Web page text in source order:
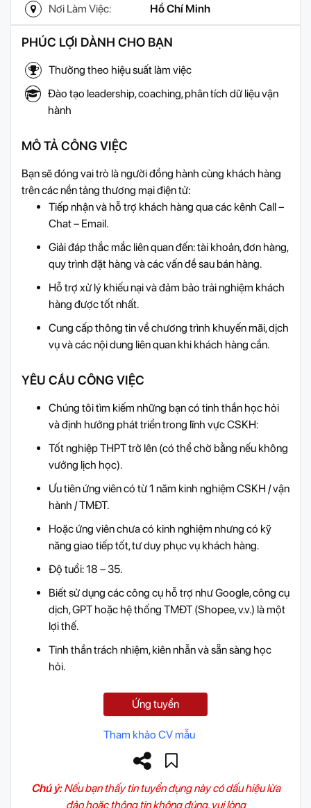
Nơi Làm Việc:
Hồ Chí Minh
PHÚC LỢI DÀNH CHO BẠN
Thưởng theo hiệu suất làm việc
Đào tạo leadership, coaching, phân tích dữ liệu vận
hành
MÔ TẢ CÔNG VIỆC
Bạn sẽ đóng vai trò là người đồng hành cùng khách hàng
trên các nền tảng thương mại điện tử:
Tiếp nhận và hỗ trợ khách hàng qua các kênh Call –
Chat – Email.
Giải đáp thắc mắc liên quan đến: tài khoản, đơn hàng,
quy trình đặt hàng và các vấn đề sau bán hàng.
Hỗ trợ xử lý khiếu nại và đảm bảo trải nghiệm khách
hàng được tốt nhất.
Cung cấp thông tin về chương trình khuyến mãi, dịch
vụ và các nội dung liên quan khi khách hàng cần.
YÊU CẦU CÔNG VIỆC
Chúng tôi tìm kiếm những bạn có tinh thần học hỏi
và định hướng phát triển trong lĩnh vực CSKH:
Tốt nghiệp THPT trở lên (có thể chờ bằng nếu không
vướng lịch học).
Ưu tiên ứng viên có từ 1 năm kinh nghiệm CSKH / vận
hành / TMĐT.
Hoặc ứng viên chưa có kinh nghiệm nhưng có kỹ
năng giao tiếp tốt, tư duy phục vụ khách hàng.
Độ tuổi: 18 – 35.
Biết sử dụng các công cụ hỗ trợ như Google, công cụ
dịch, GPT hoặc hệ thống TMĐT (Shopee, v.v.) là một
lợi thế.
Tinh thần trách nhiệm, kiên nhẫn và sẵn sàng học
hỏi.
Ứng tuyển
Tham khảo CV mẫu
Chú ý:Nếu bạn thấy tin tuyển dụng này có dấu hiệu lừa
đảo hoặc thông tin không đúng, vui lòng